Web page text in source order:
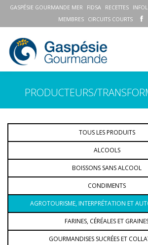
GASPÉSIE GOURMANDE MER FIDSA RECETTES
MEMBRES
CIRCUITS COURTS
PRODUCTEURS/
TOUS LES PRODUITS
ALCOOLS
BOISSONS SANS ALCOOL
CONDIMENTS
AGROTOURISME, INTERPRÉTATION ET
FARINES, CÉRÉALES ET
GOURMANDISES SUCRÉES ET